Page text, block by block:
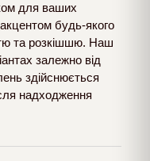
для ваших
будь-якого
та розкішшю. Наш
залежно від
здійснюється
надходження